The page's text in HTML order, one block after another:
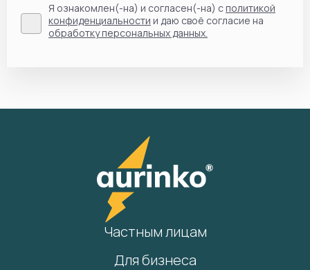
Я ознакомлен(-на) и согласен(-на) сполитикой
конфиденциальности и даю своё согласие на
обработку персональных данных.
Частным лицам
Для бизнеса